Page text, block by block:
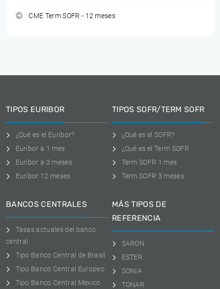
CME Term SOFR - 12 meses
TIPOS EURIBOR
¿Qué es el Euribor?
Euribor a 1 mes
Euribor a 3 meses
Euríbor 12 meses
TIPOS SOFR/TERM SOFR
¿Qué es el SOFR?
¿Qué es el Term SOFR
Term SOFR 1 mes
Term SOFR 3 meses
BANCOS CENTRALES
Tasas actuales del banco
central
Tipo Banco Central de Brasil
Tipo Banco Central Europeo
Tipo Banco Central Mexico
MÁS TIPOS DE
REFERENCIA
SARON
ESTER
SONIA
TONAR